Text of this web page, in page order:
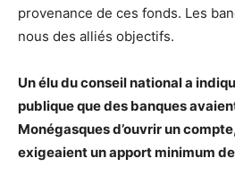
provenance de ces fonds. Les
nous des alliés objectifs.
Un élu du conseil national a
publique que des banques
Monégasques d’ouvrir un
exigeaient un apport minimum